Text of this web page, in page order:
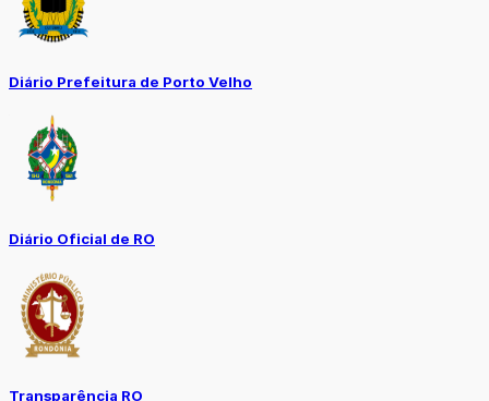
Diário Prefeitura de Porto Velho
Diário Oficial de RO
Transparência RO